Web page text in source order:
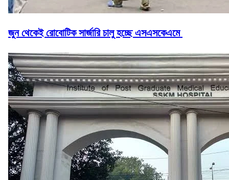
জুন থেকেই রোবোটিক সার্জারি চালু হচ্ছে এসএসকেএমে